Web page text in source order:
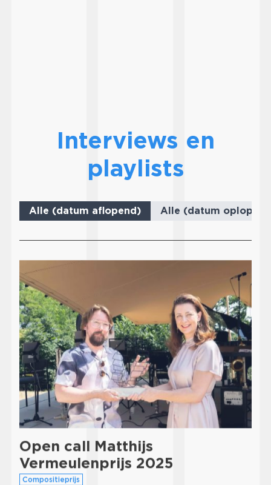
Interviews en
playlists
Open call Matthijs
Vermeulenprijs 2025
Compositieprijs